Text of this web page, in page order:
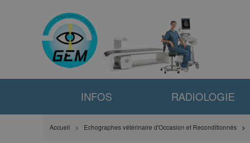
INFOS RADIOLOGIE
Accueil Echographes vétérinaire d'Occasion et Reconditionnés